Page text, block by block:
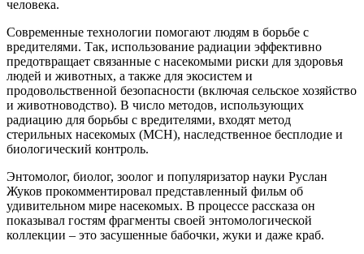
человека.
Современные технологии помогают людям в борьбе с
вредителями. Так, использование радиации эффективно
предотвращает связанные с насекомыми риски для здоровья
людей и животных, а также для экосистем и
продовольственной безопасности (включая сельское хозяйство
и животноводство). В число методов, использующих
радиацию для борьбы с вредителями, входят метод
стерильных насекомых (МСН), наследственное бесплодие и
биологический контроль.
Энтомолог, биолог, зоолог и популяризатор науки Руслан
Жуков прокомментировал представленный фильм об
удивительном мире насекомых. В процессе рассказа он
показывал гостям фрагменты своей энтомологической
коллекции – это засушенные бабочки, жуки и даже краб.